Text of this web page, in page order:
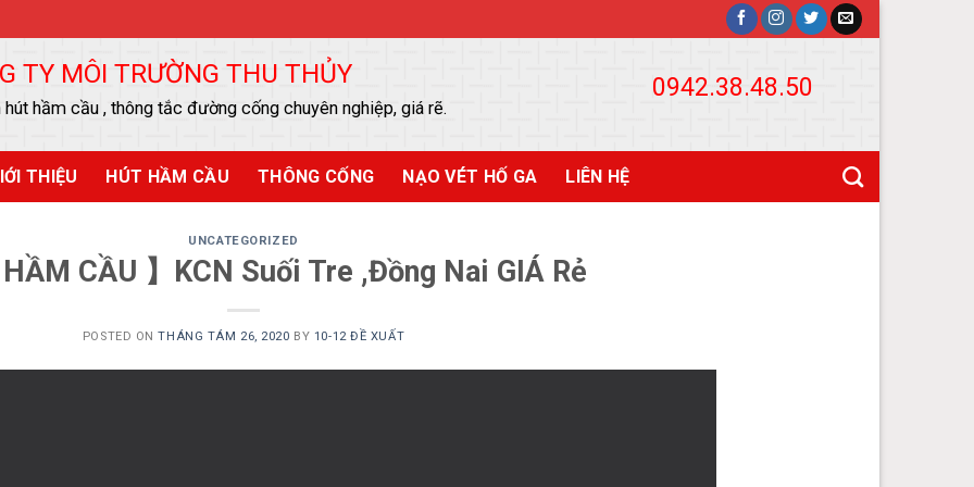
TY MÔI TRƯỜNG THU THỦY
hút hầm cầu , thông tắc đường cống chuyên nghiệp, giá rẽ.
0942.38.48.50
THIỆU HÚT HẦM CẦU THÔNG CỐNG NẠO VÉT HỐ GA LIÊN HỆ
UNCATEGORIZED
HẦM CẦU 】KCN Suối Tre ,Đồng Nai GIÁ Rẻ
POSTED ONTHÁNG TÁM 26, 2020 BY 10-12 ĐỀ XUẤT